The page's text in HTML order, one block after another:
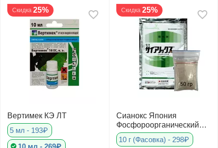
Скидка 25%
Вертимек КЭ ЛТ
5 мл - 193₽
Скидка 25%
Сианокс Япония
Фосфороорганический
инсектицид
10 г (Фасовка) - 298₽